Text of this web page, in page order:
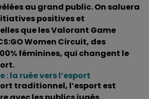
au grand public. On saluera
positives et
que les Valorant Game
Women Circuit, des
féminines, qui changent le
: la ruée vers l’esport
traditionnel, l’esport est